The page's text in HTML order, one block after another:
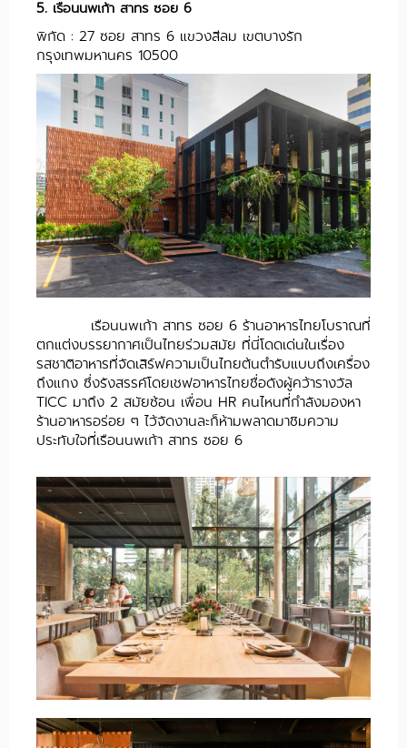
5. เรือนนพเก้า สาทร ซอย 6
พิกัด : 27 ซอย สาทร 6 แขวงสีลม เขตบางรัก
กรุงเทพมหานคร 10500
เรือนนพเก้า สาทร ซอย 6 ร้านอาหารไทยโบราณที่
ตกแต่งบรรยากาศเป็นไทยร่วมสมัย ที่นี่โดดเด่นในเรื่อง
รสชาติอาหารที่จัดเสิร์ฟความเป็นไทยต้นตำรับแบบถึงเครื่อง
ถึงแกง ซึ่งรังสรรค์โดยเชฟอาหารไทยชื่อดังผู้คว้ารางวัล
TICC มาถึง 2 สมัยซ้อน เพื่อน HR คนไหนที่กำลังมองหา
ร้านอาหารอร่อย ๆ ไว้จัดงานละก็ห้ามพลาดมาชิมความ
ประทับใจที่เรือนนพเก้า สาทร ซอย 6